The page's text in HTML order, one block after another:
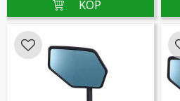
Lägg till i favoriter